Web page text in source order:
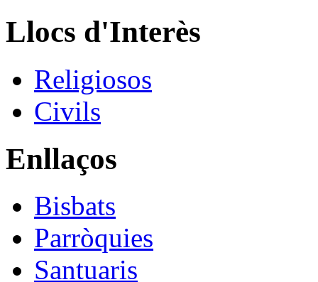
Llocs d'Interès
Religiosos
Civils
Enllaços
Bisbats
Parròquies
Santuaris